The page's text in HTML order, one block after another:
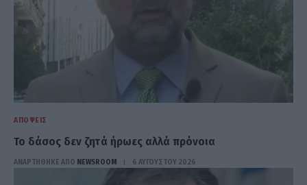
ΑΠΌΨΕΙΣ
Το δάσος δεν ζητά ήρωες αλλά πρόνοια
ΑΝΑΡΤΗΘΗΚΕ ΑΠΟ NEWSROOM 6 ΑΥΓΟΎΣΤΟΥ 2026